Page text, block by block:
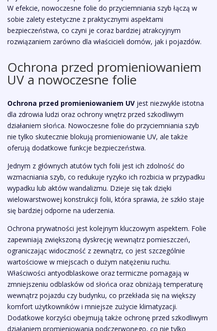
W efekcie, nowoczesne folie do przyciemniania szyb łączą w
sobie zalety estetyczne z praktycznymi aspektami
bezpieczeństwa, co czyni je coraz bardziej atrakcyjnym
rozwiązaniem zarówno dla właścicieli domów, jak i pojazdów.
Ochrona przed promieniowaniem
UV a nowoczesne folie
Ochrona przed promieniowaniem UV jest niezwykle istotna
dla zdrowia ludzi oraz ochrony wnętrz przed szkodliwym
działaniem słońca. Nowoczesne folie do przyciemniania szyb
nie tylko skutecznie blokują promieniowanie UV, ale także
oferują dodatkowe funkcje bezpieczeństwa.
Jednym z głównych atutów tych folii jest ich zdolność do
wzmacniania szyb, co redukuje ryzyko ich rozbicia w przypadku
wypadku lub aktów wandalizmu. Dzieje się tak dzięki
wielowarstwowej konstrukcji folii, która sprawia, że szkło staje
się bardziej odporne na uderzenia.
Ochrona prywatności jest kolejnym kluczowym aspektem. Folie
zapewniają zwiększoną dyskrecję wewnątrz pomieszczeń,
ograniczając widoczność z zewnątrz, co jest szczególnie
wartościowe w miejscach o dużym natężeniu ruchu.
Właściwości antyodblaskowe oraz termiczne pomagają w
zmniejszeniu odblasków od słońca oraz obniżają temperaturę
wewnątrz pojazdu czy budynku, co przekłada się na większy
komfort użytkowników i mniejsze zużycie klimatyzacji.
Dodatkowe korzyści obejmują także ochronę przed szkodliwym
działaniem promieniowania podczerwonego, co nie tylko